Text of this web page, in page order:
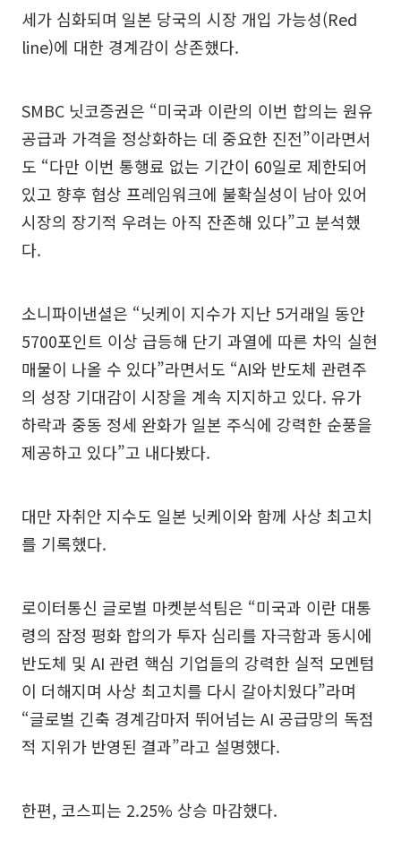
세가 심화되며 일본 당국의 시장 개입 가능성(Red
line)에 대한 경계감이 상존했다.
SMBC 닛코증권은 “미국과 이란의 이번 합의는 원유
공급과 가격을 정상화하는 데 중요한 진전”이라면서
도 “다만 이번 통행료 없는 기간이 60일로 제한되어
있고 향후 협상 프레임워크에 불확실성이 남아 있어
시장의 장기적 우려는 아직 잔존해 있다”고 분석했
다.
소니파이낸셜은 “닛케이 지수가 지난 5거래일 동안
5700포인트 이상 급등해 단기 과열에 따른 차익 실현
매물이 나올 수 있다”라면서도 “AI와 반도체 관련주
의 성장 기대감이 시장을 계속 지지하고 있다. 유가
하락과 중동 정세 완화가 일본 주식에 강력한 순풍을
제공하고 있다”고 내다봤다.
대만 자취안 지수도 일본 닛케이와 함께 사상 최고치
를 기록했다.
로이터통신 글로벌 마켓분석팀은 “미국과 이란 대통
령의 잠정 평화 합의가 투자 심리를 자극함과 동시에
반도체 및 AI 관련 핵심 기업들의 강력한 실적 모멘텀
이 더해지며 사상 최고치를 다시 갈아치웠다”라며
“글로벌 긴축 경계감마저 뛰어넘는 AI 공급망의 독점
적 지위가 반영된 결과”라고 설명했다.
한편, 코스피는 2.25% 상승 마감했다.